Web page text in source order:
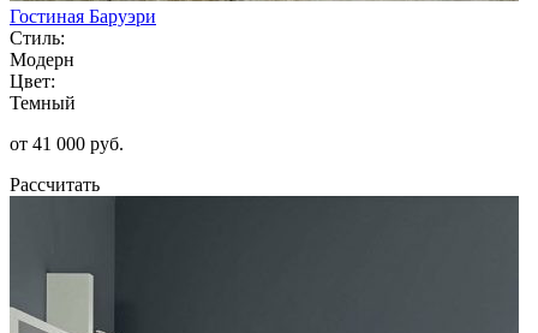
Гостиная Баруэри
Стиль:
Модерн
Цвет:
Темный
от 41 000 руб.
Рассчитать